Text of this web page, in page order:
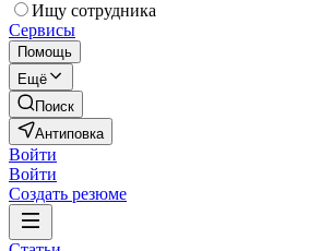
Ищу сотрудника
Сервисы
Помощь
Ещё
Поиск
Антиповка
Войти
Войти
Создать резюме